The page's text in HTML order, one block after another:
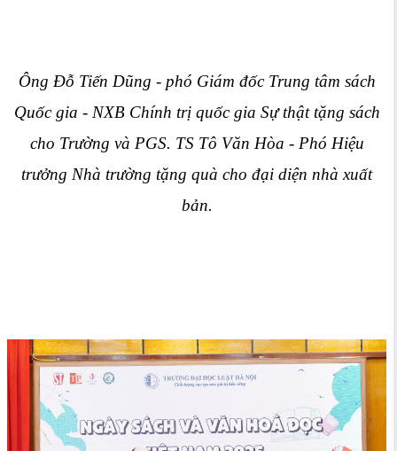
Ông Đỗ Tiến Dũng - phó Giám đốc Trung tâm sách
Quốc gia - NXB Chính trị quốc gia Sự thật tặng sách
cho Trường và PGS. TS Tô Văn Hòa - Phó Hiệu
trưởng Nhà trường tặng quà cho đại diện nhà xuất
bản.